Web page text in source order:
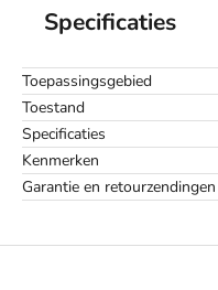
Specificaties
Toepassingsgebied
Toestand
Specificaties
Kenmerken
Garantie en retourzendingen